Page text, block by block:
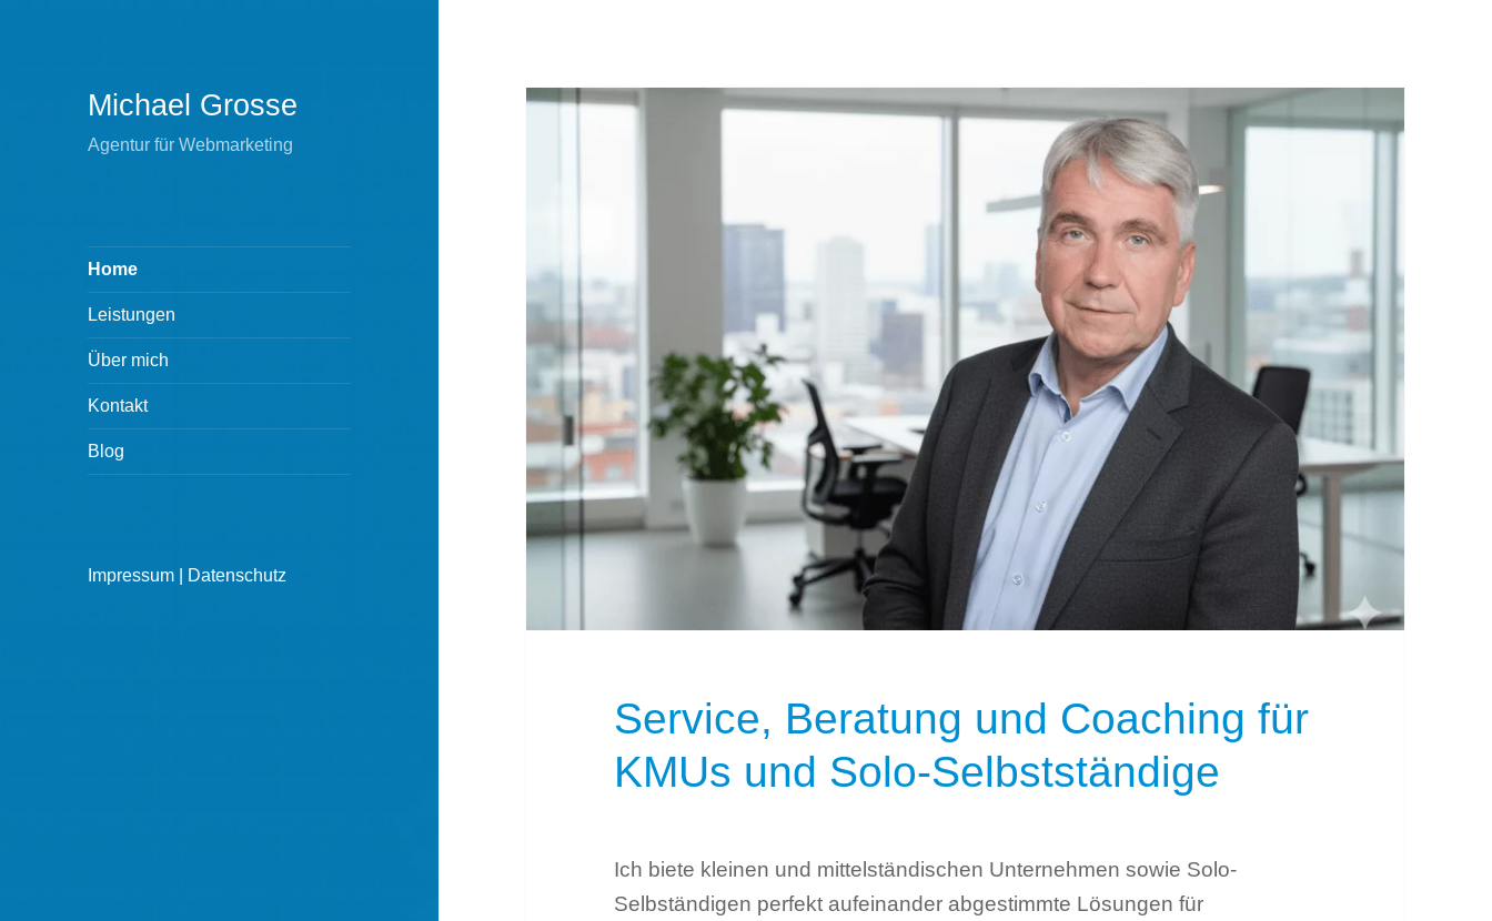
Michael Grosse
Agentur für Webmarketing
Home
Leistungen
Über mich
Kontakt
Blog
Impressum Datenschutz
Service, Beratung und Coaching für
KMUs und Solo-Selbstständige
Ich biete kleinen und mittelständischen Unternehmen sowie Solo-
Selbständigen perfekt aufeinander abgestimmte Lösungen für